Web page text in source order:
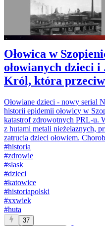
Ołowica w
ołowianych dzieci
Król, która
Ołowiane dzieci - nowy serial
historii epidemii ołowicy w
katastrof zdrowotnych PRL-u.
z hutami metali nieżelaznych,
zatrucia dzieci ołowiem.
#historia
#zdrowie
#slask
#dzieci
#katowice
#historiapolski
#xxwiek
#huta
37